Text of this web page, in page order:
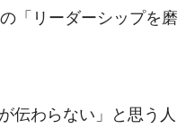
「リーダーシップを磨
伝わらない」と思う人